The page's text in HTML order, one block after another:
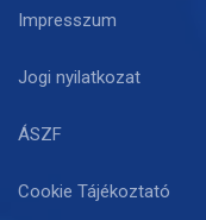
Impresszum
Jogi nyilatkozat
ÁSZF
Cookie Tájékoztató